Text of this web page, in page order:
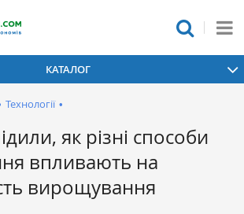
КАТАЛОГ
Технології •
як різні способи
впливають на
вирощування